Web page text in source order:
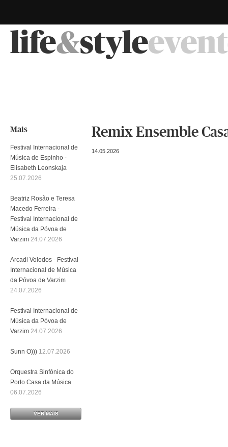
life&style
Remix Ensemble
14.05.2026
Mais
Festival Internacional de
Música de Espinho -
Elisabeth Leonskaja
25.07.2026
Beatriz Rosão e Teresa
Macedo Ferreira -
Festival Internacional de
Música da Póvoa de
Varzim 24.07.2026
Arcadi Volodos - Festival
Internacional de Música
da Póvoa de Varzim
24.07.2026
Festival Internacional de
Música da Póvoa de
Varzim 24.07.2026
Sunn O))) 12.07.2026
Orquestra Sinfónica do
Porto Casa da Música
06.07.2026
VER MAIS